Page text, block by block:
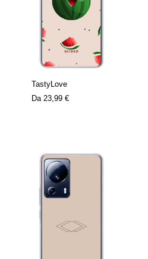
TastyLove
Da 23,99 €